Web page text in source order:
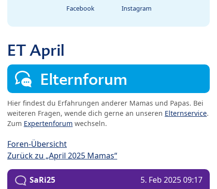
Facebook Instagram
ET April
Elternforum
Hier findest du Erfahrungen anderer Mamas und Papas. Bei
weiteren Fragen, wende dich gerne an unseren Elternservice.
Zum Expertenforum wechseln.
Foren-Übersicht
Zurück zu „April 2025 Mamas“
SaRi25 5. Feb 2025 09:17